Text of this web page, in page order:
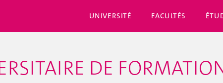
UNIVERSITÉ FACULTÉS
DE